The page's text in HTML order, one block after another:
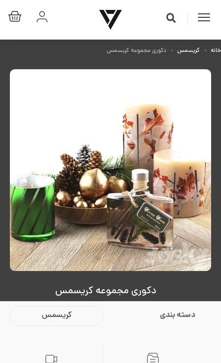
خانه کریسمس دکوری مجموعه کریسمس
دکوری مجموعه کریسمس
دسته بندی کریسمس